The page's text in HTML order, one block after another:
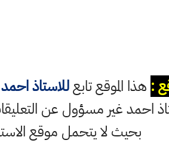
: هذا الموقع تابعللاستاذ
احمد غير مسؤول عن
بحيث لا يتحمل موقع